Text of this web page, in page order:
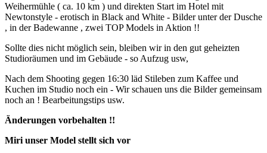
Weihermühle ( ca. 10 km ) und direkten Start im Hotel mit
Newtonstyle - erotisch in Black and White - Bilder unter der Dusche
, in der Badewanne , zwei TOP Models in Aktion !!
Sollte dies nicht möglich sein, bleiben wir in den gut geheizten
Studioräumen und im Gebäude - so Aufzug usw,
Nach dem Shooting gegen 16:30 läd Stileben zum Kaffee und
Kuchen im Studio noch ein - Wir schauen uns die Bilder gemeinsam
noch an ! Bearbeitungstips usw.
Änderungen vorbehalten !!
Miri unser Model stellt sich vor